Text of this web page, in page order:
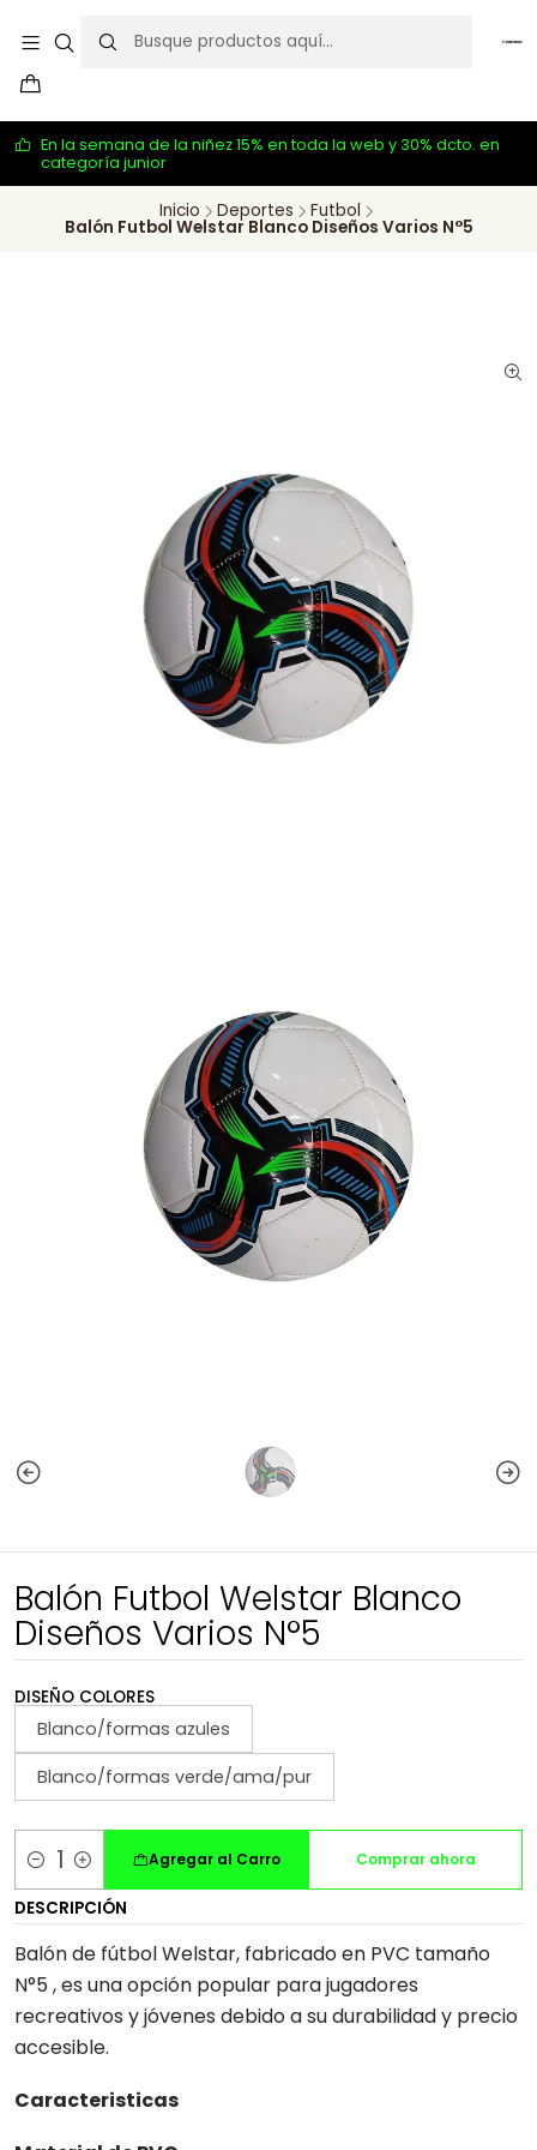
En la semana de la niñez 15% en toda la web y 30% dcto. en
categoría junior
Inicio Deportes Futbol
Balón Futbol Welstar Blanco Diseños Varios N°5
Balón Futbol Welstar Blanco
Diseños Varios N°5
DISEÑO COLORES
Blanco/formas azules
Blanco/formas verde/ama/pur
Cantidad
Agregar al Carro Comprar ahora
DESCRIPCIÓN
Balón de fútbol Welstar, fabricado en PVC tamaño
N°5 , es una opción popular para jugadores
recreativos y jóvenes debido a su durabilidad y precio
accesible.
Caracteristicas